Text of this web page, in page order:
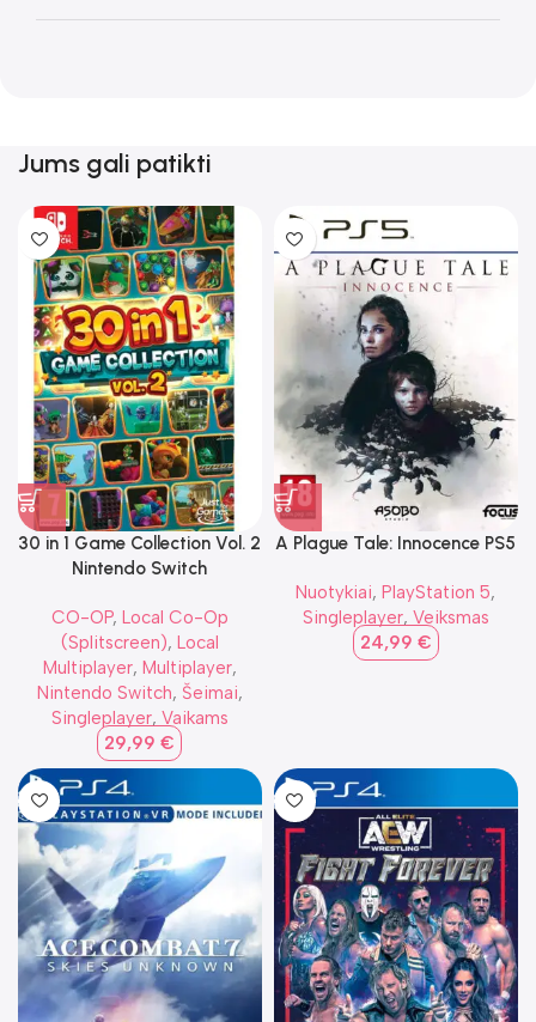
Jums gali patikti
30 in 1 Game Collection Vol. 2
Nintendo Switch
CO-OP, Local Co-Op
(Splitscreen), Local
Multiplayer, Multiplayer,
Nintendo Switch, Šeimai,
Singleplayer, Vaikams
29,99€
A Plague Tale: Innocence PS5
Nuotykiai,PlayStation 5,
Singleplayer, Veiksmas
24,99 €